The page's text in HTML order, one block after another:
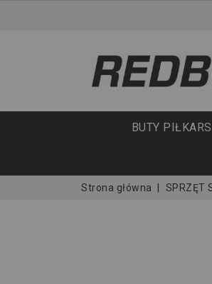
BUTY
Strona główna SPRZĘT